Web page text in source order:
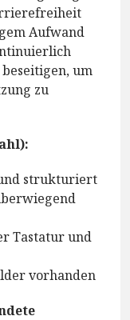
Aufwand
um
zu
strukturiert
Tastatur und
vorhanden